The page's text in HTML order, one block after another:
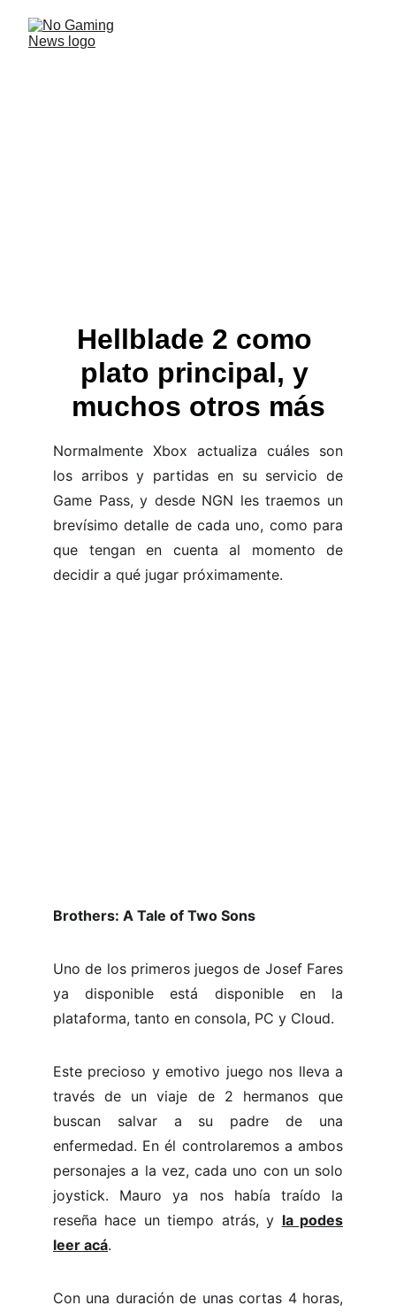
Hellblade 2 como
plato principal, y
muchos otros más
Normalmente Xbox actualiza cuáles son
los arribos y partidas en su servicio de
Game Pass, y desde NGN les traemos un
brevísimo detalle de cada uno, como para
que tengan en cuenta al momento de
decidir a qué jugar próximamente.
Brothers: A Tale of Two Sons
Uno de los primeros juegos de Josef Fares
ya disponible está disponible en la
plataforma, tanto en consola, PC y Cloud.
Este precioso y emotivo juego nos lleva a
través de un viaje de 2 hermanos que
buscan salvar a su padre de una
enfermedad. En él controlaremos a ambos
personajes a la vez, cada uno con un solo
joystick. Mauro ya nos había traído la
reseña hace un tiempo atrás, y la podes
leer acá.
Con una duración de unas cortas 4 horas,